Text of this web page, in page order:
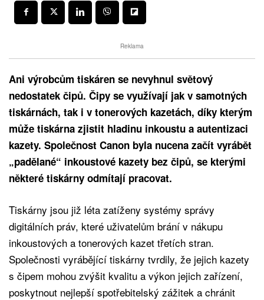
Reklama
Ani výrobcům tiskáren se nevyhnul světový
nedostatek čipů. Čipy se využívají jak v samotných
tiskárnách, tak i v tonerových kazetách, díky kterým
může tiskárna zjistit hladinu inkoustu a autentizaci
kazety. Společnost Canon byla nucena začít vyrábět
„padělané“ inkoustové kazety bez čipů, se kterými
některé tiskárny odmítají pracovat.
Tiskárny jsou již léta zatíženy systémy správy
digitálních práv, které uživatelům brání v nákupu
inkoustových a tonerových kazet třetích stran.
Společnosti vyrábějící tiskárny tvrdily, že jejich kazety
s čipem mohou zvýšit kvalitu a výkon jejich zařízení,
poskytnout nejlepší spotřebitelský zážitek a chránit